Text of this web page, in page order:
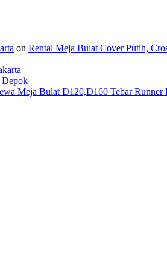
on Rental Meja Bulat Cover Putih,
Depok
Meja Bulat D120,D160 Tebar Runner